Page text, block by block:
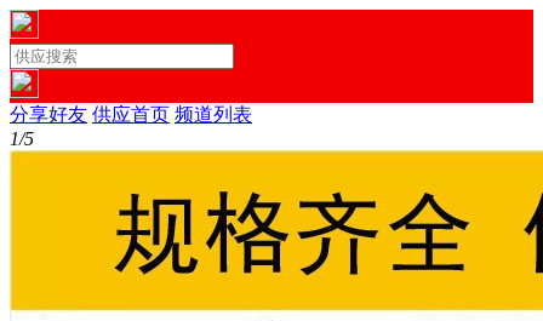
分享好友 供应首页 频道列表
1/5